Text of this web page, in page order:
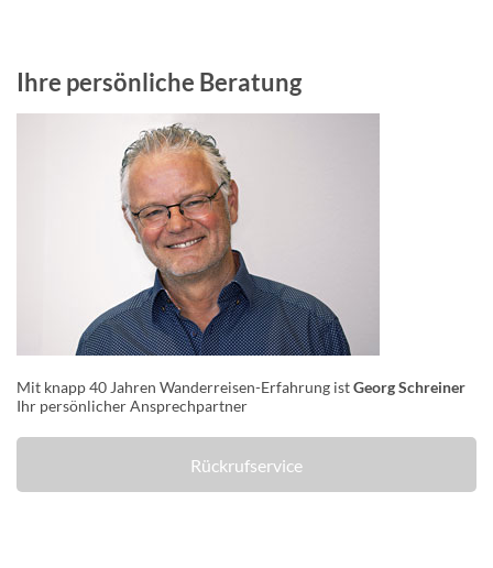
Ihre persönliche Beratung
Mit knapp 40 Jahren Wanderreisen-Erfahrung istGeorg Schreiner
Ihr persönlicher Ansprechpartner
Rückrufservice